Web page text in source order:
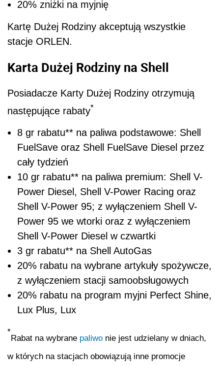
20% zniżki na myjnię
Kartę Dużej Rodziny akceptują wszystkie
stacje ORLEN.
Karta Dużej Rodziny na Shell
Posiadacze Karty Dużej Rodziny otrzymują
następujące rabaty*
8 gr rabatu** na paliwa podstawowe: Shell
FuelSave oraz Shell FuelSave Diesel przez
cały tydzień
10 gr rabatu** na paliwa premium: Shell V-
Power Diesel, Shell V-Power Racing oraz
Shell V-Power 95; z wyłączeniem Shell V-
Power 95 we wtorki oraz z wyłączeniem
Shell V-Power Diesel w czwartki
3 gr rabatu** na Shell AutoGas
20% rabatu na wybrane artykuły spożywcze,
z wyłączeniem stacji samoobsługowych
20% rabatu na program myjni Perfect Shine,
Lux Plus, Lux
*
Rabat na wybrane paliwo nie jest udzielany w dniach,
w których na stacjach obowiązują inne promocje